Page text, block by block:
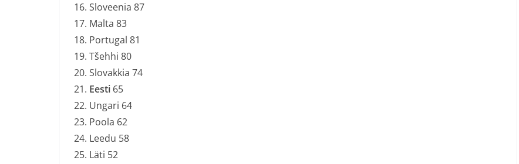
Sloveenia 87
Malta 83
Portugal 81
Tšehhi 80
Slovakkia 74
Eesti 65
Ungari 64
Poola 62
Leedu 58
Läti 52